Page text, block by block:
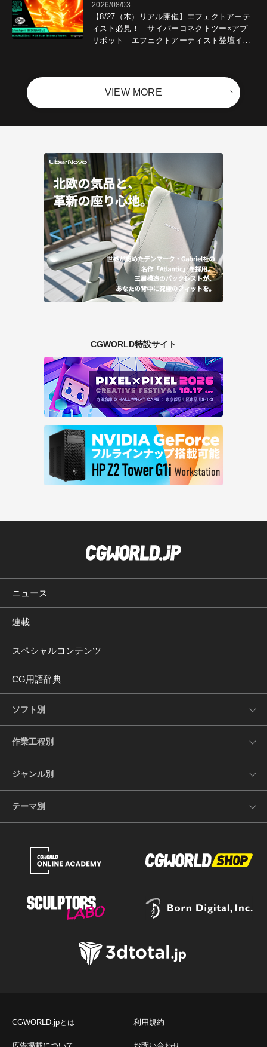
2026/08/03
【8/27（木）リアル開催】エフェクトアーテ
ィスト必見！ サイバーコネクトツー×アプ
リボット エフェクトアーティスト登壇イベ
VIEW MORE
CGWORLD特設サイト
ニュース
連載
スペシャルコンテンツ
CG用語辞典
ソフト別
作業工程別
ジャンル別
テーマ別
CGWORLD.jpとは 利用規約